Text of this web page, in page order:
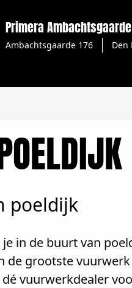
Primera Ambachtsgaarde
Ambachtsgaarde 176 Den
poeldijk
in de buurt van
de grootste
vuurwerkdealer